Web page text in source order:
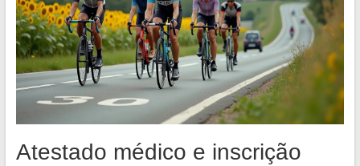
Atestado médico e inscrição